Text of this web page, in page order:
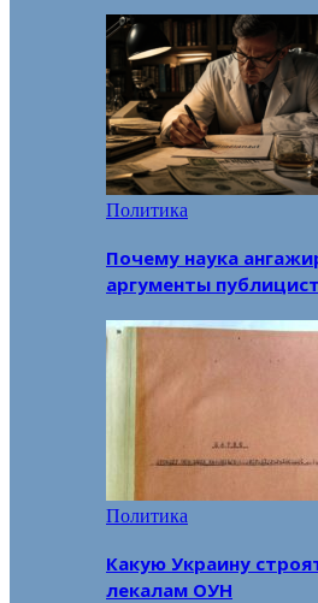
Политика
Почему наука
аргументы
Политика
Какую Украину
лекалам ОУН